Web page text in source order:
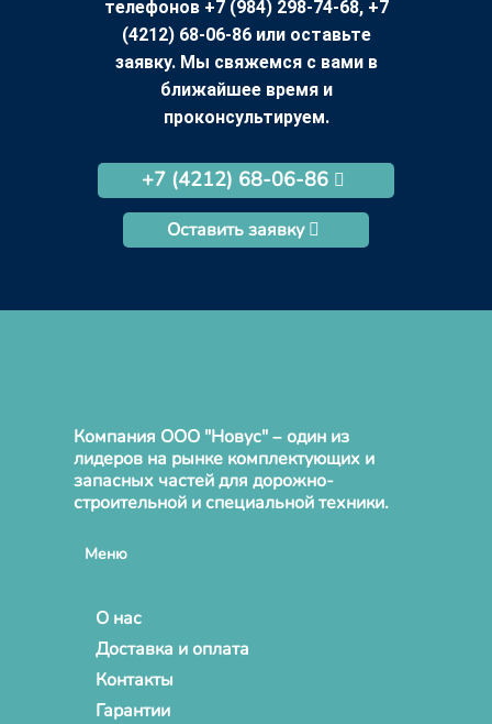
телефонов +7 (984) 298-74-68, +7
(4212) 68-06-86 или оставьте
заявку. Мы свяжемся с вами в
ближайшее время и
проконсультируем.
+7 (4212) 68-06-86
Оставить заявку
Компания ООО "Новус" – один из
лидеров на рынке комплектующих и
запасных частей для дорожно-
строительной и специальной техники.
Меню
О нас
Доставка и оплата
Контакты
Гарантии